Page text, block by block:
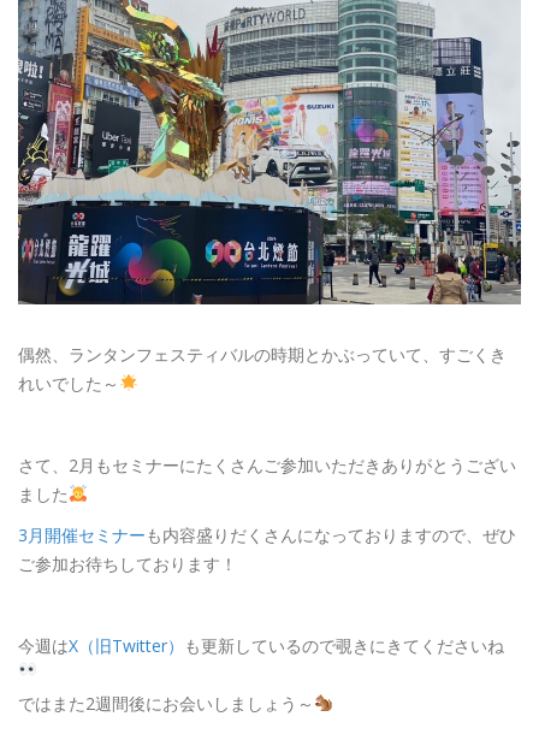
偶然、ランタンフェスティバルの時期とかぶっていて、すごくき
れいでした～
さて、2月もセミナーにたくさんご参加いただきありがとうござい
ました
3月開催セミナーも内容盛りだくさんになっておりますので、ぜひ
ご参加お待ちしております！
今週はX（旧Twitter） も更新しているので覗きにきてくださいね
ではまた2週間後にお会いしましょう～